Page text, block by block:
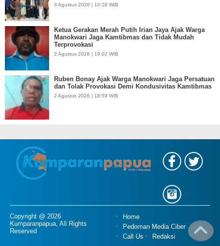
3 Agustus 2026 | 10:28 WIB
Ketua Gerakan Merah Putih Irian Jaya Ajak Warga
Manokwari Jaga Kamtibmas dan Tidak Mudah
Terprovokasi
2 Agustus 2026 | 19:02 WIB
Ruben Bonay Ajak Warga Manokwari Jaga Persatuan
dan Tolak Provokasi Demi Kondusivitas Kamtibmas
2 Agustus 2026 | 18:59 WIB
Copyright @ 2026
Kumparanpapua, All Rights
Reserved
Home
Pedoman Media Ciber
Call Us
Redaksi